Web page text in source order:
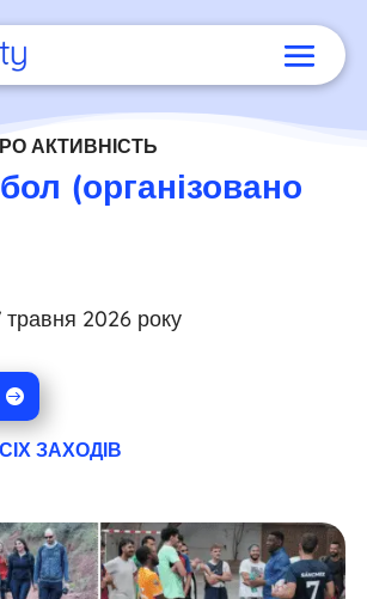
АКТИВНІСТЬ
(організовано
травня 2026 року
ЗАХОДІВ